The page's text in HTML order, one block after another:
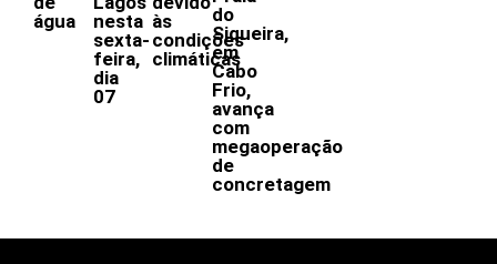
água
nesta
sexta-
feira,
dia
07
às
condições
climáticas
do
Siqueira,
em
Cabo
Frio,
avança
com
megaoperação
de
concretagem